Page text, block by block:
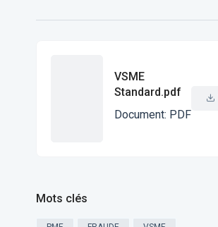
VSME
Standard.pdf
Document: PDF
Mots clés